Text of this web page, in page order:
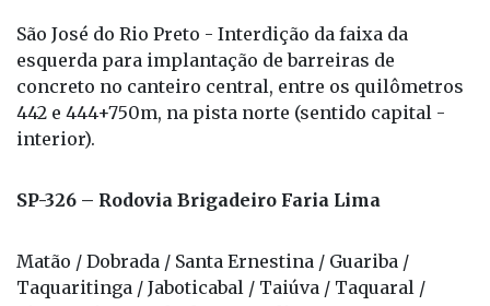
São José do Rio Preto - Interdição da faixa da
esquerda para implantação de barreiras de
concreto no canteiro central, entre os quilômetros
442 e 444+750m, na pista norte (sentido capital -
interior).
SP-326 – Rodovia Brigadeiro Faria Lima
Matão / Dobrada / Santa Ernestina / Guariba /
Taquaritinga / Jaboticabal / Taiúva / Taquaral /